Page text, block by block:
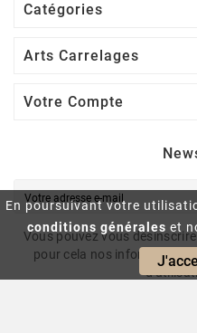
En poursuivant votre
conditions générales et
Catégories
Arts Carrelages
Votre Compte
Vous pouvez vous
pour cela nos informations